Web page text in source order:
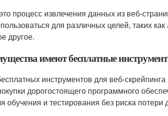
процесс извлечения данных из веб-
для различных целей, таких
другое.
имеют бесплатные
инструментов для веб-
дорогостоящего программного
обучения и тестирования без риска потери